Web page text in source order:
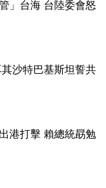
」台海 台陸委會怒
沙特巴基斯坦誓共
港打擊 賴總統勗勉